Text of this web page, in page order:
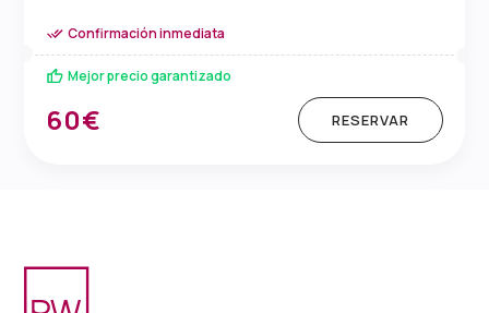
Confirmación inmediata
Mejor precio garantizado
60€ RESERVAR